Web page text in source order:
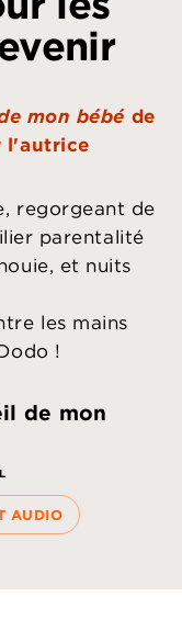
mon bébé de
l'autrice
regorgeant de
parentalité
et nuits
les mains
!
de mon
AUDIO